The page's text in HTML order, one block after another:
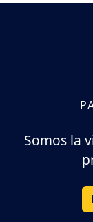
Somos la